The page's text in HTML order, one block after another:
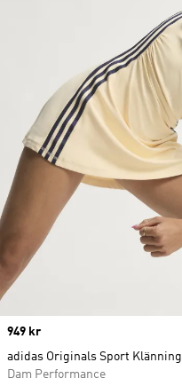
Price
949 kr
adidas Originals Sport Klänning
Dam Performance